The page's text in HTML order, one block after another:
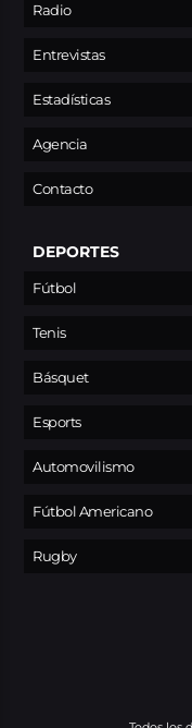
Radio
Entrevistas
Estadísticas
Agencia
Contacto
DEPORTES
Fútbol
Tenis
Básquet
Esports
Automovilismo
Fútbol Americano
Rugby